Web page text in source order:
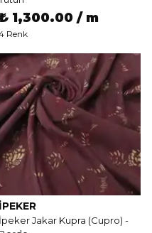
1,300.00 / m
Renk
İPEKER
İpeker Jakar Kupra (Cupro) -